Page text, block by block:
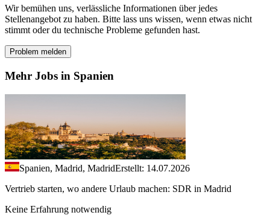
Wir bemühen uns, verlässliche Informationen über jedes
Stellenangebot zu haben. Bitte lass uns wissen, wenn etwas nicht
stimmt oder du technische Probleme gefunden hast.
Problem melden
Mehr Jobs in Spanien
Spanien, Madrid, MadridErstellt: 14.07.2026
Vertrieb starten, wo andere Urlaub machen: SDR in Madrid
Keine Erfahrung notwendig